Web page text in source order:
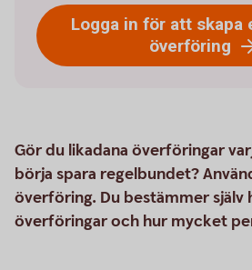
Logga in för att skapa
överföring
Gör du likadana överföringar
börja spara regelbundet?
överföring. Du bestämmer själv
överföringar och hur mycket